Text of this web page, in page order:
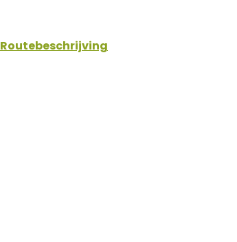
Routebeschrijving